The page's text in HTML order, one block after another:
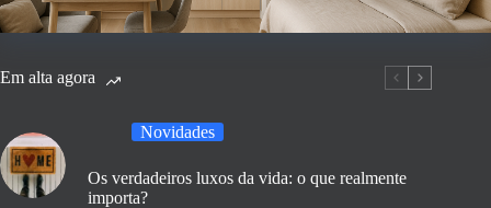
Em alta agora
Novidades
Os verdadeiros luxos da vida: o que realmente
importa?